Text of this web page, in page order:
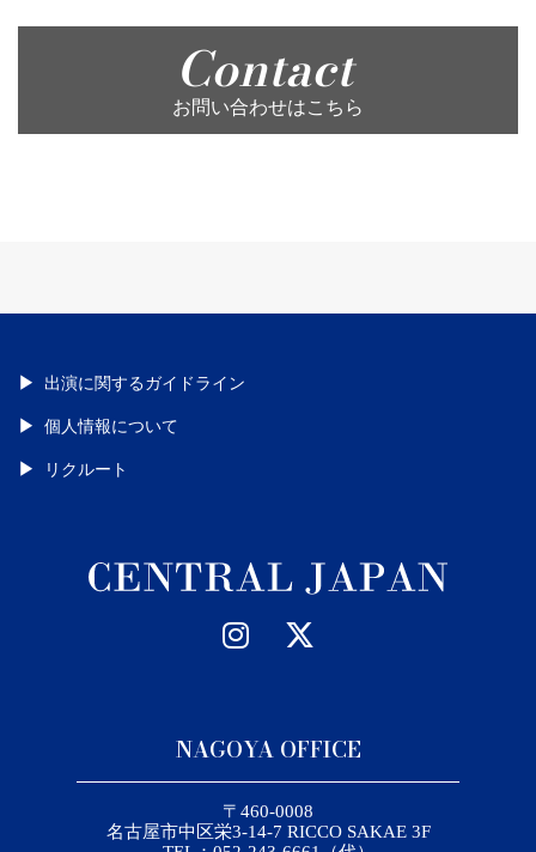
Contact
お問い合わせはこちら
出演に関するガイドライン
個人情報について
リクルート
NAGOYA OFFICE
〒460-0008
名古屋市中区栄3-14-7 RICCO SAKAE 3F